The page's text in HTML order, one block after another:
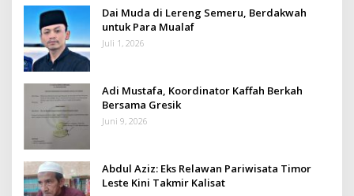
Dai Muda di Lereng Semeru, Berdakwah
untuk Para Mualaf
Juli 1, 2026
Adi Mustafa, Koordinator Kaffah Berkah
Bersama Gresik
Juni 9, 2026
Abdul Aziz: Eks Relawan Pariwisata Timor
Leste Kini Takmir Kalisat